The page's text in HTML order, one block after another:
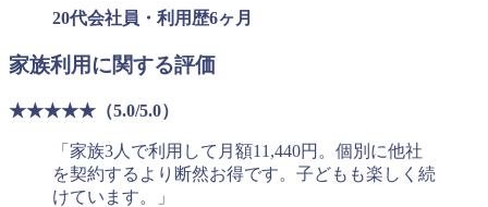
20代会社員・利用歴6ヶ月
家族利用に関する評価
★★★★★（5.0/5.0）
「家族3人で利用して月額11,440円。個別に他社
を契約するより断然お得です。子どもも楽しく続
けています。」